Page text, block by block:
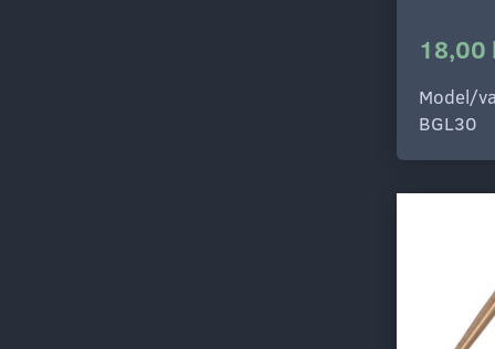
18,00
Model/
BGL30